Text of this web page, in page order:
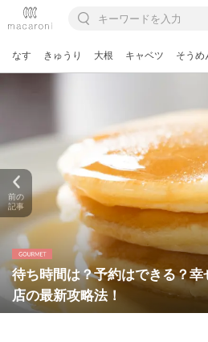
なす きゅうり 大根 キャベツ そうめ
待ち時間は？予約はできる？
店の最新攻略法！
前の
記事